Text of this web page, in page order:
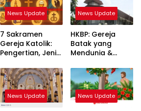
News Update
7 Sakramen
Gereja Katolik:
Pengertian, Jenis
News Update
HKBP: Gereja
Batak yang
Mendunia &
di Indonesia
News Update News Update